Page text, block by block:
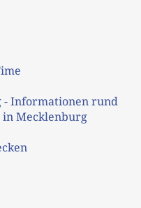
- Informationen rund
in Mecklenburg